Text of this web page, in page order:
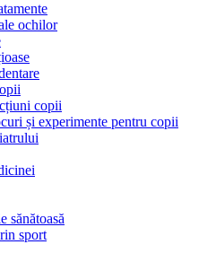
ochilor
copii
și experimente pentru copii
sănătoasă
sport